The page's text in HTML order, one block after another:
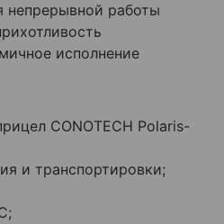
непрерывной работы
исполнение
CONOTECH Polaris-
и транспортировки;